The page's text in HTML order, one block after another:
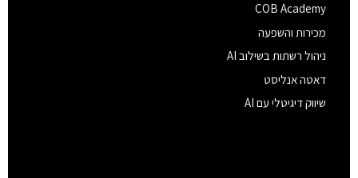
COB Academy
מכירות והשפעה
ניהול רשתות בשילוב AI
דאטה אנליסט
שיווק דיגיטלי עם AI